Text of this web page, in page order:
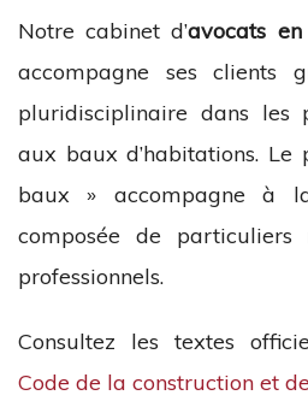
Notre cabinet d’avocats
accompagne ses clients
pluridisciplinaire dans les
aux baux d’habitations. Le
baux » accompagne à
composée de
professionnels.
Consultez les textes
Code de la construction et